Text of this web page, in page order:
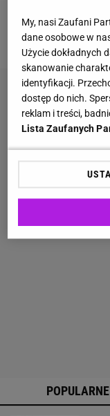
2 3
POPULARNE
My, nasi Zaufani
dane osobowe w
Użycie dokładnych
skanowanie
identyfikacji.
dostęp do nich.
reklam i treści,
Lista Zaufanych